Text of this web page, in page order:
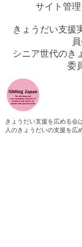
サイト管
きょうだい支援
シニア世代のき
委
きょうだい支援を広める会
人のきょうだいの支援を広